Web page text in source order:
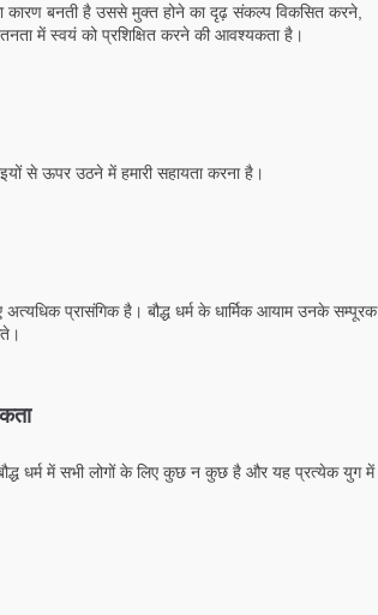
कारण बनती है उससे मुक्त होने का दृढ़ संकल्प विकसित करने,
में स्वयं को प्रशिक्षित करने की आवश्यकता है।
से ऊपर उठने में हमारी सहायता करना है।
अत्यधिक प्रासंगिक है। बौद्ध धर्म के धार्मिक आयाम उनके सम्पूरक
धर्म में सभी लोगों के लिए कुछ न कुछ है और यह प्रत्येक युग में